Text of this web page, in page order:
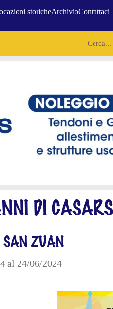
storicheArchivioContattaci
DI
SAN ZUAN
al 24/06/2024